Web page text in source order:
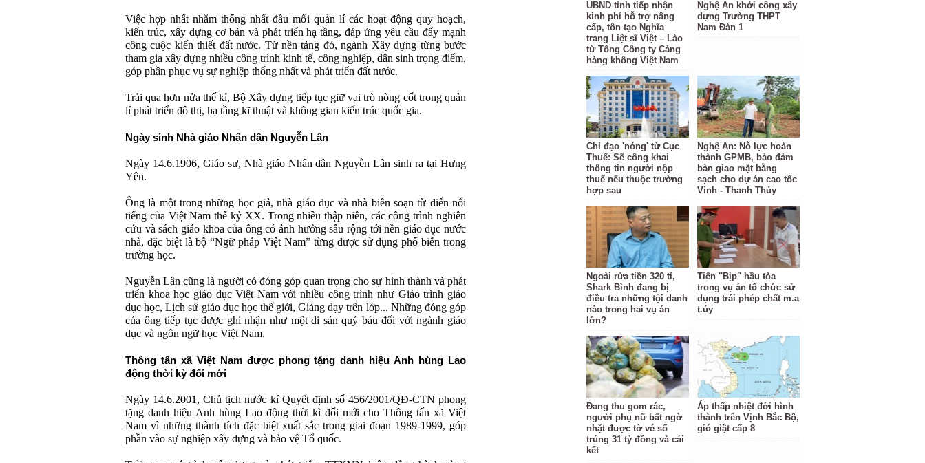
Việc hợp nhất nhằm thống nhất đầu mối quản lí các hoạt động quy hoạch,
kiến trúc, xây dựng cơ bản và phát triển hạ tầng, đáp ứng yêu cầu đẩy mạnh
công cuộc kiến thiết đất nước. Từ nền tảng đó, ngành Xây dựng từng bước
tham gia xây dựng nhiều công trình kinh tế, công nghiệp, dân sinh trọng điểm,
góp phần phục vụ sự nghiệp thống nhất và phát triển đất nước.
Trải qua hơn nửa thế kỉ, Bộ Xây dựng tiếp tục giữ vai trò nòng cốt trong quản
lí phát triển đô thị, hạ tầng kĩ thuật và không gian kiến trúc quốc gia.
Ngày sinh Nhà giáo Nhân dân Nguyễn Lân
Ngày 14.6.1906, Giáo sư, Nhà giáo Nhân dân Nguyễn Lân sinh ra tại Hưng
Yên.
Ông là một trong những học giả, nhà giáo dục và nhà biên soạn từ điển nổi
tiếng của Việt Nam thế kỷ XX. Trong nhiều thập niên, các công trình nghiên
cứu và sách giáo khoa của ông có ảnh hưởng sâu rộng tới nền giáo dục nước
nhà, đặc biệt là bộ “Ngữ pháp Việt Nam” từng được sử dụng phổ biến trong
trường học.
Nguyễn Lân cũng là người có đóng góp quan trọng cho sự hình thành và phát
triển khoa học giáo dục Việt Nam với nhiều công trình như Giáo trình giáo
dục học, Lịch sử giáo dục học thế giới, Giảng dạy trên lớp... Những đóng góp
của ông tiếp tục được ghi nhận như một di sản quý báu đối với ngành giáo
dục và ngôn ngữ học Việt Nam.
Thông tấn xã Việt Nam được phong tặng danh hiệu Anh hùng Lao
động thời kỳ đổi mới
Ngày 14.6.2001, Chủ tịch nước kí Quyết định số 456/2001/QĐ-CTN phong
tặng danh hiệu Anh hùng Lao động thời kì đổi mới cho Thông tấn xã Việt
Nam vì những thành tích đặc biệt xuất sắc trong giai đoạn 1989-1999, góp
phần vào sự nghiệp xây dựng và bảo vệ Tổ quốc.
UBND tỉnh tiếp nhận
kinh phí hỗ trợ nâng
cấp, tôn tạo Nghĩa
trang Liệt sĩ Việt – Lào
từ Tổng Công ty Cảng
hàng không Việt Nam
Nghệ An khởi công xây
dựng Trường THPT
Nam Đàn 1
Chỉ đạo 'nóng' từ Cục
Thuế: Sẽ công khai
thông tin người nộp
thuế nếu thuộc trường
hợp sau
Nghệ An: Nỗ lực hoàn
thành GPMB, bảo đảm
bàn giao mặt bằng
sạch cho dự án cao tốc
Vinh - Thanh Thủy
Ngoài rửa tiền 320 tỉ,
Shark Bình đang bị
điều tra những tội danh
nào trong hai vụ án
lớn?
Tiến "Bịp" hầu tòa
trong vụ án tổ chức sử
dụng trái phép chất m.a
t.úy
Đang thu gom rác,
người phụ nữ bất ngờ
nhặt được tờ vé số
trúng 31 tỷ đồng và cái
kết
Áp thấp nhiệt đới hình
thành trên Vịnh Bắc Bộ,
gió giật cấp 8